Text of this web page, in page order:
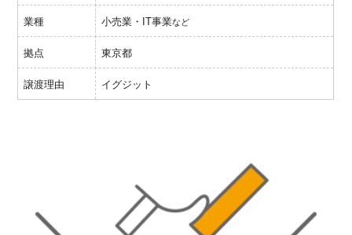
業種 小売業・IT事業など
拠点 東京都
譲渡理由 イグジット